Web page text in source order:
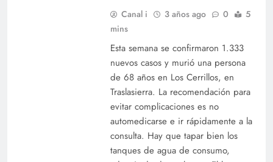
Canal i 3 años ago 0
5
mins
Esta semana se confirmaron 1.333
nuevos casos y murió una persona
de 68 años en Los Cerrillos, en
Traslasierra. La recomendación para
evitar complicaciones es no
automedicarse e ir rápidamente a la
consulta. Hay que tapar bien los
tanques de agua de consumo,